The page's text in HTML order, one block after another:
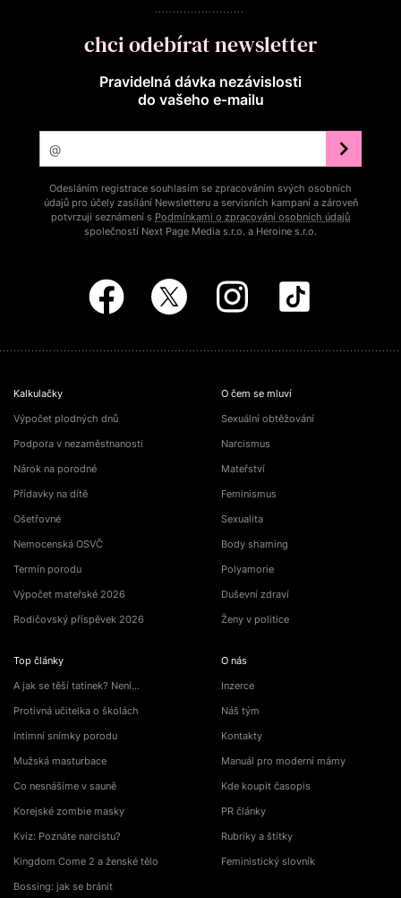
chci odebírat newsletter
Pravidelná dávka nezávislosti
do vašeho e‑mailu
Odesláním registrace souhlasím se zpracováním svých osobních
údajů pro účely zasílání Newsletteru a servisních kampaní a zároveň
potvrzuji seznámení s Podmínkami o zpracování osobních údajů
společností Next Page Media s.r.o. a Heroine s.r.o.
Kalkulačky
Výpočet plodných dnů
Podpora v nezaměstnanosti
Nárok na porodné
Přídavky na dítě
Ošetřovné
Nemocenská OSVČ
Termín porodu
Výpočet mateřské 2026
Rodičovský příspěvek 2026
Top články
A jak se těší tatínek? Není…
Protivná učitelka o školách
Intimní snímky porodu
Mužská masturbace
Co nesnášíme v sauně
Korejské zombie masky
Kvíz: Poznáte narcistu?
Kingdom Come 2 a ženské tělo
Bossing: jak se bránit
O čem se mluví
Sexuální obtěžování
Narcismus
Mateřství
Feminismus
Sexualita
Body shaming
Polyamorie
Duševní zdraví
Ženy v politice
O nás
Inzerce
Náš tým
Kontakty
Manuál pro moderní mámy
Kde koupit časopis
PR články
Rubriky a štítky
Feministický slovník